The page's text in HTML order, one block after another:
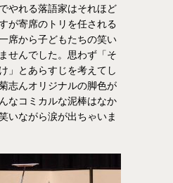
やれる落語家はそれほど
が寄席のトリを任される
席から子どもたちの笑い
せんでした。思わず「そ
」とあらすじを考えてし
志んオリジナルの脚色が
なコミカルな泥棒はなか
いながら涙が出ちゃいま